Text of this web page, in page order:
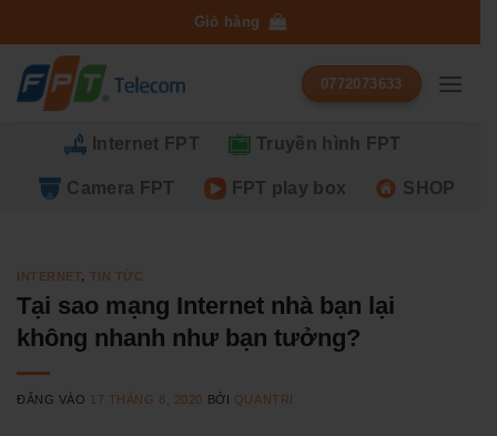
qua
dung
Giỏ hàng
0772073633
Internet FPT Truyền hình FPT
Camera FPT FPT play box SHOP
INTERNET, TIN TỨC
Tại sao mạng Internet nhà bạn lại
không nhanh như bạn tưởng?
ĐĂNG VÀO 17 THÁNG 8, 2020 BỞI QUANTRI